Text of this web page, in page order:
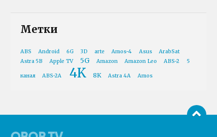
Метки
ABS Android 6G 3D arte Amos-4 Asus
ArabSat
Astra 5B
Apple TV 5G Amazon Amazon Leo ABS-2 5
канал ABS-2A 4K 8K Astra 4A Amos